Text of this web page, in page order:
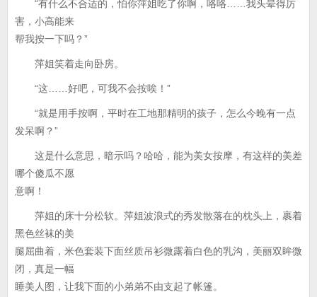
“有什么不合适的，怕你萍姐吃了你啊，咯咯……我头晕得厉
害，小高能来
帮我按一下吗？”
萍姐笑着走向卧房。
“这……好吧，可我不会按唉！”
“就是用手按啊，平时在工地那精明的孩子，怎么今晚有一点
发呆啊？”
这是什么意思，暗示吗？哈哈，能为美女按摩，有这样的美差
哪个傻瓜不愿
意啊！
萍姐的床十分松软。萍姐波浪式的秀发散落在的枕头上，裹着
黑色丝袜的美
腿屈曲着，米色套装下面丝质吊衫微露着白色的乳沟，美丽双眸微
闭，真是一幅
睡美人图，让我下面的小弟弟不由支起了帐篷。